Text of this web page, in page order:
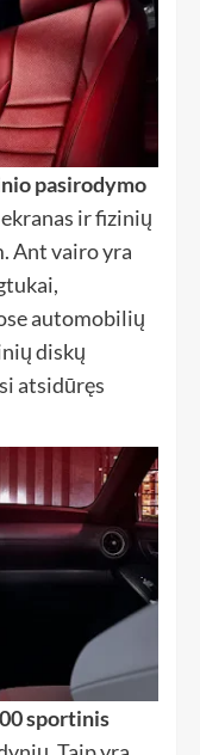
pasirodymo
ir fizinių
Ant vairo yra
automobilių
diskų
atsidūręs
sportinis